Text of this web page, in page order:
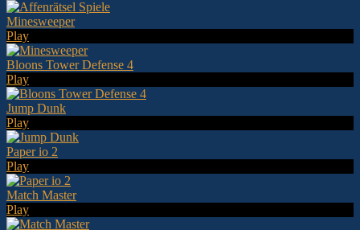
Minesweeper
Play
Bloons Tower Defense 4
Play
Jump Dunk
Play
Paper io 2
Play
Match Master
Play